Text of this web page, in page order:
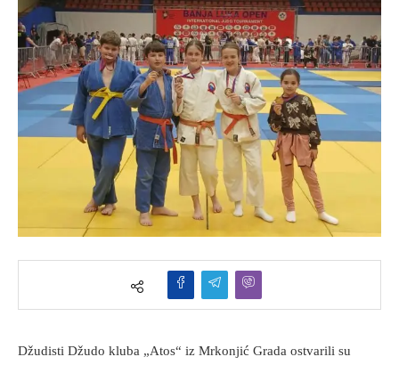
Džudisti Džudo kluba „Atos“ iz Mrkonjić Grada ostvarili su